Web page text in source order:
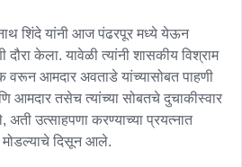
शिंदे यांनी आज पंढरपूर मध्ये येऊन
दौरा केला. यावेळी त्यांनी शासकीय विश्राम
वरून आमदार अवताडे यांच्यासोबत पाहणी
आमदार तसेच त्यांच्या सोबतचे दुचाकीस्वार
अती उत्साहपणा करण्याच्या प्रयत्नात
मोडल्याचे दिसून आले.